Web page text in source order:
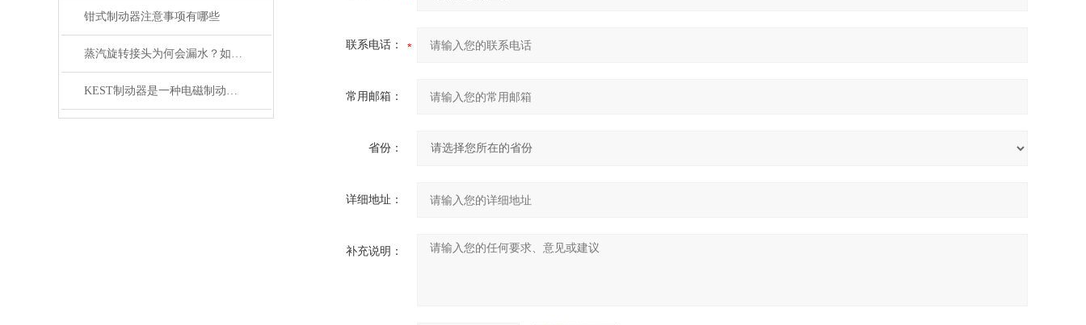
钳式制动器注意事项有哪些
蒸汽旋转接头为何会漏水？如何解决？
KEST制动器是一种电磁制动装置
联系电话：
常用邮箱：
省份：
详细地址：
补充说明：